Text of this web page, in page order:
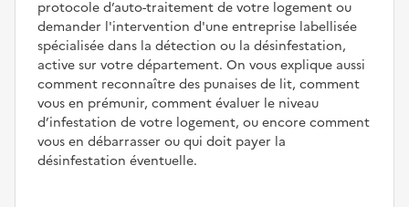
protocole d’auto-traitement de votre logement ou
demander l'intervention d'une entreprise labellisée
spécialisée dans la détection ou la désinfestation,
active sur votre département. On vous explique aussi
comment reconnaître des punaises de lit, comment
vous en prémunir, comment évaluer le niveau
d’infestation de votre logement, ou encore comment
vous en débarrasser ou qui doit payer la
désinfestation éventuelle.